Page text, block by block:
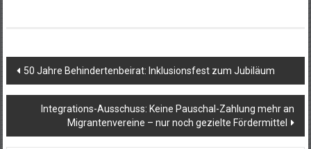
Beitragsnavigation
50 Jahre Behindertenbeirat: Inklusionsfest zum Jubiläum
Integrations-Ausschuss: Keine Pauschal-Zahlung mehr an
Migrantenvereine – nur noch gezielte Fördermittel